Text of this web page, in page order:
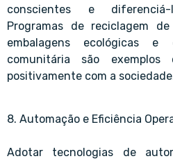
conscientes e
Programas de reciclagem
embalagens ecológicas e
comunitária são
positivamente com a
8. Automação e Eficiência
Adotar tecnologias de